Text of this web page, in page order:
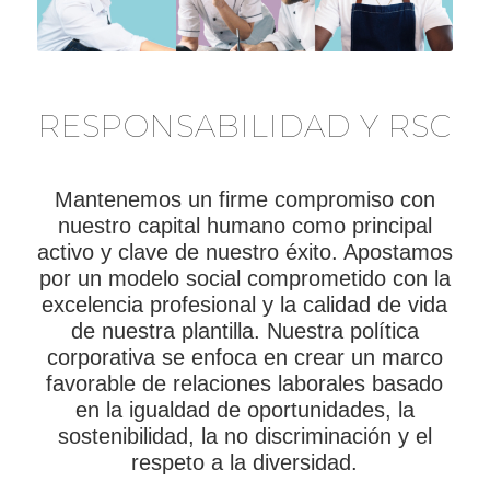
RESPONSABILIDAD Y RSC
Mantenemos un firme compromiso con
nuestro capital humano como principal
activo y clave de nuestro éxito. Apostamos
por un modelo social comprometido con la
excelencia profesional y la calidad de vida
de nuestra plantilla. Nuestra política
corporativa se enfoca en crear un marco
favorable de relaciones laborales basado
en la igualdad de oportunidades, la
sostenibilidad, la no discriminación y el
respeto a la diversidad.